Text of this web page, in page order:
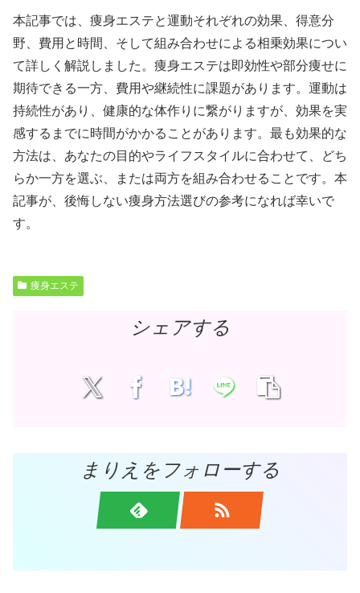
本記事では、痩身エステと運動それぞれの効果、得意分
野、費用と時間、そして組み合わせによる相乗効果につい
て詳しく解説しました。痩身エステは即効性や部分痩せに
期待できる一方、費用や継続性に課題があります。運動は
持続性があり、健康的な体作りに繋がりますが、効果を実
感するまでに時間がかかることがあります。最も効果的な
方法は、あなたの目的やライフスタイルに合わせて、どち
らか一方を選ぶ、または両方を組み合わせることです。本
記事が、後悔しない痩身方法選びの参考になれば幸いで
す。
痩身エステ
シェアする
まりえをフォローする